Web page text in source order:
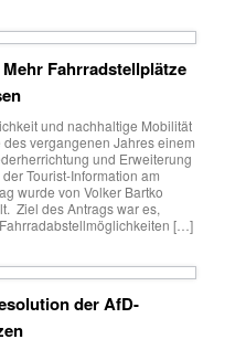
Fahrradstellplätze
und nachhaltige Mobilität
vergangenen Jahres einem
und Erweiterung
Tourist-Information am
wurde von Volker Bartko
Ziel des Antrags war es,
[…]
der AfD-